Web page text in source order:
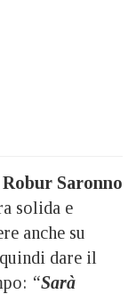
Robur Saronno
solida e
anche su
dare il
“Sarà